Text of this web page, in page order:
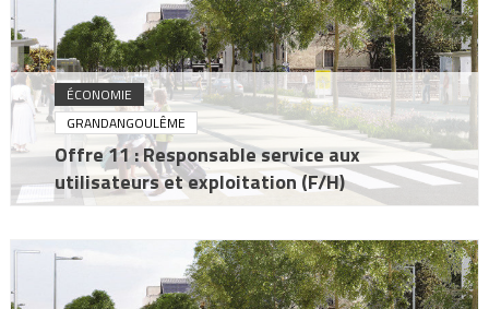
ÉCONOMIE
GRANDANGOULÊME
Offre 11 : Responsable service aux
utilisateurs et exploitation (F/H)